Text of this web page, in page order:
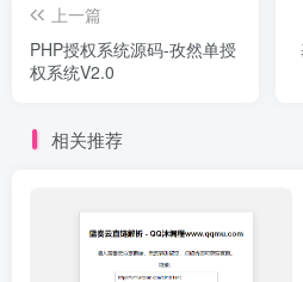
上一篇
PHP授权系统源码-孜然单授
权系统V2.0
相关推荐